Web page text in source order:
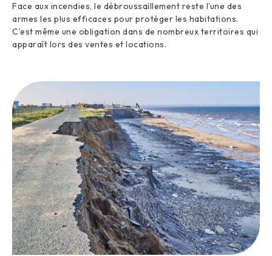
Face aux incendies, le débroussaillement reste l’une des
armes les plus efficaces pour protéger les habitations.
C’est même une obligation dans de nombreux territoires qui
apparaît lors des ventes et locations.